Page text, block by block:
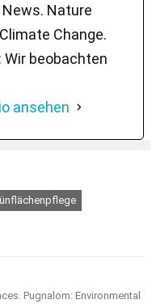
Nature
Change.
Wir beobachten
ansehen
Pugnalom: Environmental